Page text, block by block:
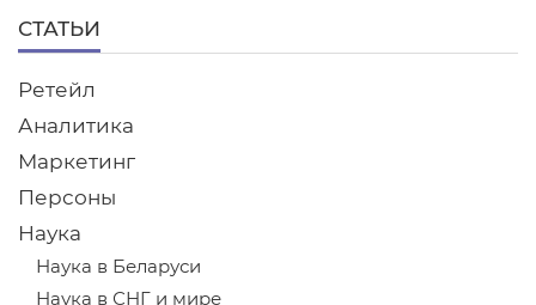
СТАТЬИ
Ретейл
Аналитика
Маркетинг
Персоны
Наука
Наука в Беларуси
Наука в СНГ и мире